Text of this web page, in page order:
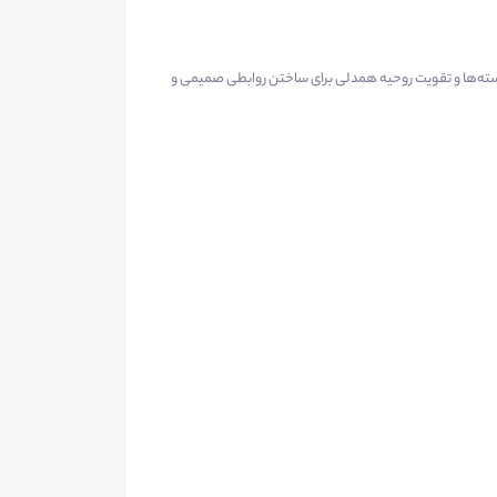
و تقویت روحیه همدلی برای ساختن روابطی صمیمی و